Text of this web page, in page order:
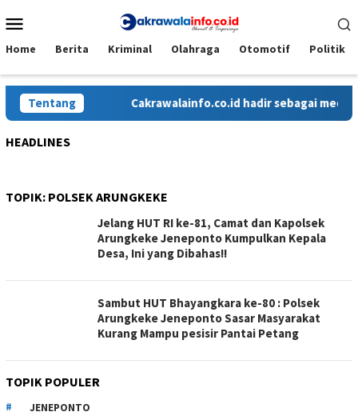
ke
Mobile
Home Berita Kriminal Olahraga Otomotif Politik
Tentang Cakrawalainfo.co.id hadir sebagai
HEADLINES
TOPIK: POLSEK ARUNGKEKE
Jelang HUT RI ke-81, Camat dan Kapolsek
Arungkeke Jeneponto Kumpulkan Kepala
Desa, Ini yang Dibahas!!
Sambut HUT Bhayangkara ke-80 : Polsek
Arungkeke Jeneponto Sasar Masyarakat
Kurang Mampu pesisir Pantai Petang
TOPIK POPULER
JENEPONTO